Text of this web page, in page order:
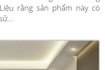
rằng sản phẩm này có